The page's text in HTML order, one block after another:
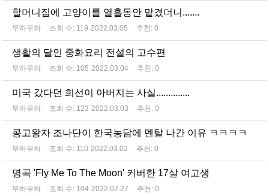
할머니집에 고양이를 열흘동안 맡겼더니.......
무하무하 조회 수: 119 2022.03.05 추천: 0
생활의 달인 중화요리 전설의 고수편
무하무하 조회 수: 105 2022.03.04 추천: 0
미국 갔다던 희선이 아버지는 사실..............
무하무하 조회 수: 123 2022.03.03 추천: 0
콩고왕자 조나단이 한국농담에 멘탈 나간 이유 ㅋㅋㅋㅋ
무하무하 조회 수: 110 2022.03.02 추천: 0
명곡 'Fly Me To The Moon' 커버한 17살 여고생
무하무하 조회 수: 104 2022.02.27 추천: 0